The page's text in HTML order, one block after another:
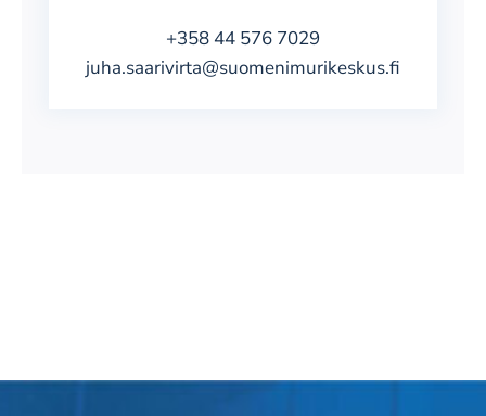
+358 44 576 7029
juha.saarivirta@suomenimurikeskus.fi